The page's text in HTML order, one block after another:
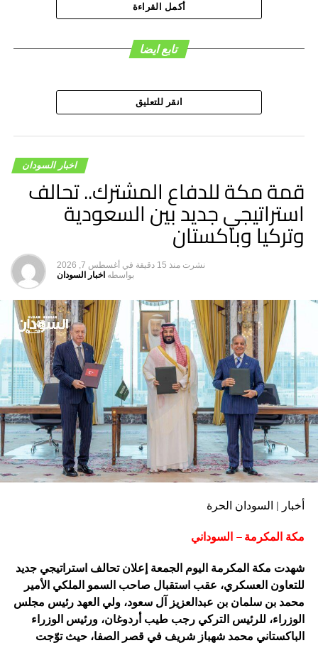
هاشتاق ذات صله :
انتهاء أزمة حركات اتفاق جوبا حول الحقائب الوزارية
آخرين بسنار
أكمل القراءة
تابع ايضا
انقر للتعليق
اخبار السودان
قمة مكة للدفاع المشترك.. تحالف
استراتيجي جديد بين السعودية
وتركيا وباكستان
نشرت منذ 15 دقيقة في أغسطس 7, 2026
بواسطه اخبار السودان
أخبار | السودان الحرة
مكة المكرمة – السوداني
شهدت مكة المكرمة اليوم الجمعة إعلان تحالف استراتيجي جديد
للتعاون العسكري، عقب استقبال صاحب السمو الملكي الأمير
محمد بن سلمان بن عبدالعزيز آل سعود، ولي العهد رئيس مجلس
الوزراء، للرئيس التركي رجب طيب أردوغان، ورئيس الوزراء
الباكستاني محمد شهباز شريف في قصر الصفا، حيث توّجت